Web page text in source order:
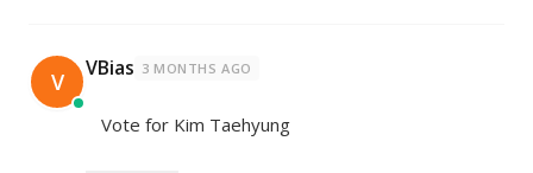
V VBias 3 MONTHS AGO
Vote for Kim Taehyung